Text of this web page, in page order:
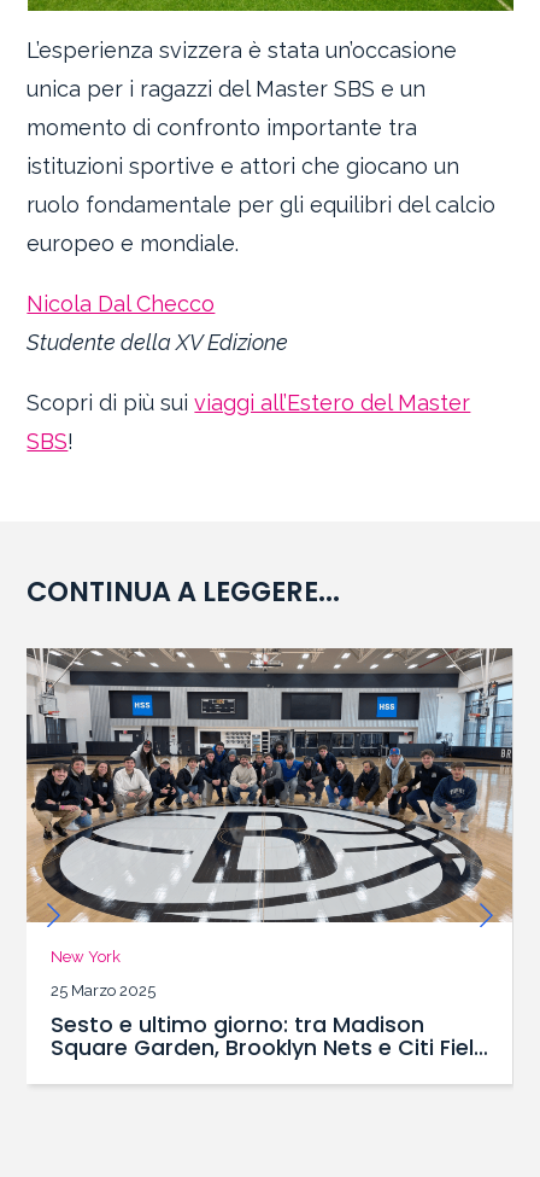
L’esperienza svizzera è stata un’occasione
unica per i ragazzi del Master SBS e un
momento di confronto importante tra
istituzioni sportive e attori che giocano un
ruolo fondamentale per gli equilibri del calcio
europeo e mondiale.
Nicola Dal Checco
Studente della XV Edizione
Scopri di più suiviaggi all’Estero del Master
SBS!
CONTINUA A LEGGERE...
New York
24 Marzo 2025
Quinto Giorno: una domenica per vivere
la Grande Mela